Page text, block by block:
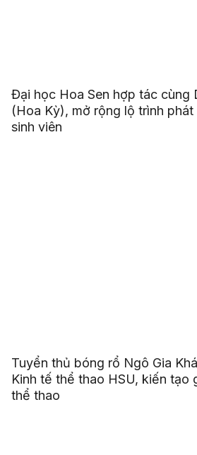
Đại học Hoa Sen hợp tác cùng
(Hoa Kỳ), mở rộng lộ trình
sinh viên
Tuyển thủ bóng rổ Ngô Gia
Kinh tế thể thao HSU, kiến tạo
thể thao